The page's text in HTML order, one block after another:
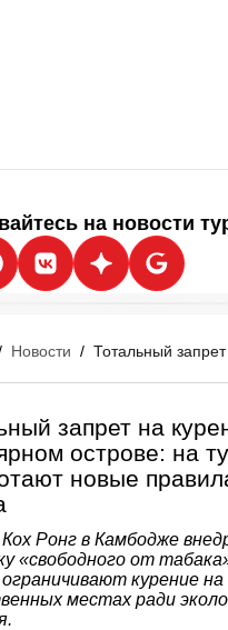
на новости
Новости /
запрет на
острове: на
новые
Ронг в Камбодже
«свободного от
курение на
местах ради